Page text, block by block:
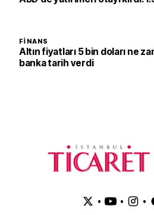
FINANS
Altın fiyatları 5 bin doları ne
banka tarih verdi
• • •